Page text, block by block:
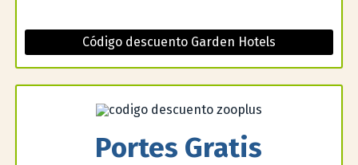
Código descuento Garden Hotels
Portes Gratis